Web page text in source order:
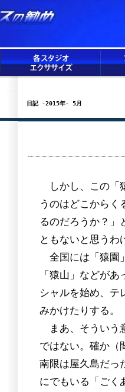
日記 -2015年- 5月
しかし、この「
うのはどこからく
るのだろうか？」
ともないと思うわ
全国には「猿園
「猿山」などが
シャルを始め、テ
みかけたりする。
まあ、そういう
ではない。確か（
南限は屋久島だっ
にでもいる「ごく